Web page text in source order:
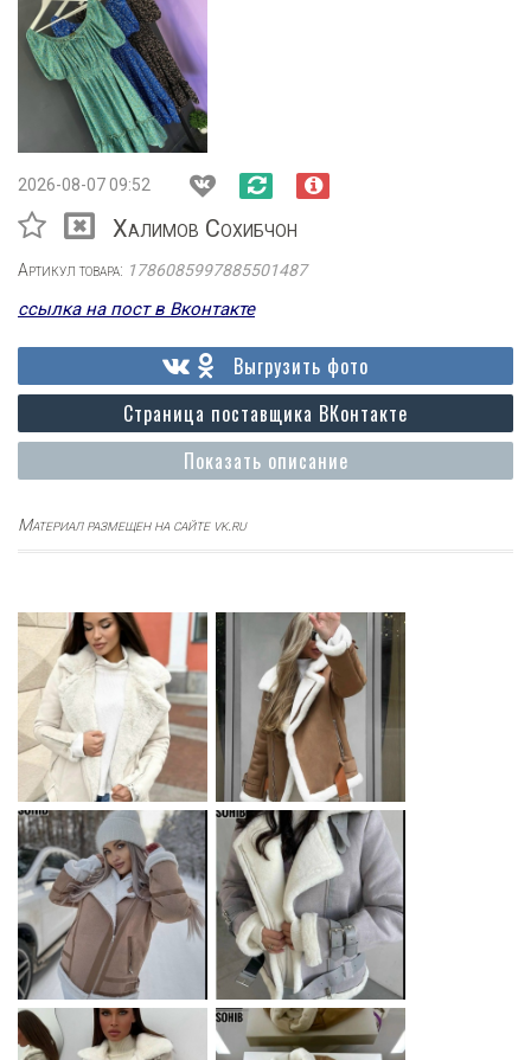
2026-08-07 09:52
Халимов Сохибчон
Артикул товара: 1786085997885501487
ссылка на пост в Вконтакте
Показать описание
Страница поставщика ВКонтакте
Выгрузить фото
Материал размещен на сайте vk.ru